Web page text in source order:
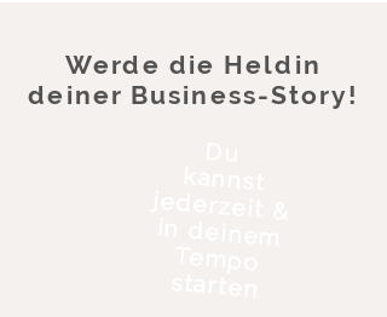
Werde die Heldin
deiner Business-Story!